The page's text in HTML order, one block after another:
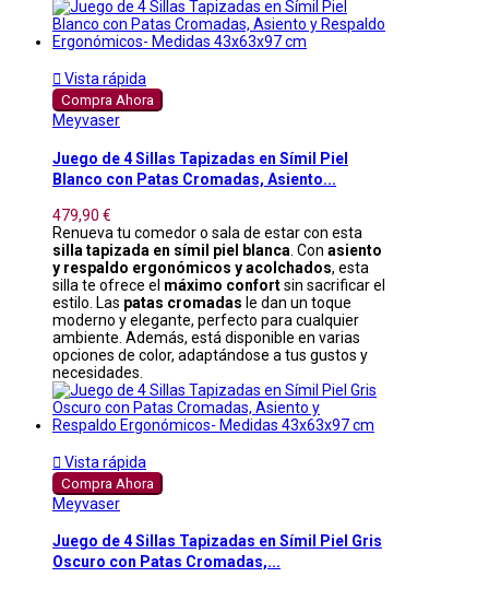
 Vista rápida
Compra Ahora
Meyvaser
Juego de 4 Sillas Tapizadas en Símil Piel
Blanco con Patas Cromadas, Asiento...
479,90 €
Renueva tu comedor o sala de estar con esta
silla tapizada en símil piel blanca . Con asiento
y respaldo ergonómicos y acolchados, esta
silla te ofrece el máximo confortsin sacrificar el
estilo. Las patas cromadas le dan un toque
moderno y elegante, perfecto para cualquier
ambiente. Además, está disponible en varias
opciones de color, adaptándose a tus gustos y
necesidades.
 Vista rápida
Compra Ahora
Meyvaser
Juego de 4 Sillas Tapizadas en Símil Piel Gris
Oscuro con Patas Cromadas,...